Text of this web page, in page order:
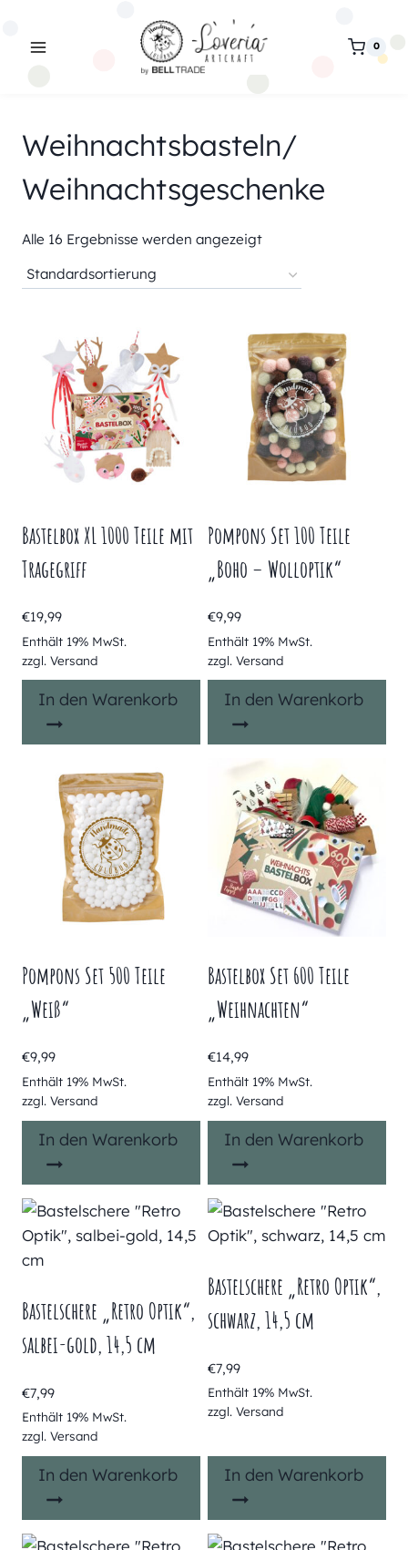
0
Weihnachtsbasteln/
Weihnachtsgeschenke
Alle 16 Ergebnisse werden angezeigt
Bastelbox XL 1000 Teile mit
Tragegriff
€19,99
Enthält 19% MwSt.
zzgl. Versand
In den Warenkorb
Pompons Set 100 Teile
„Boho – Wolloptik“
€9,99
Enthält 19% MwSt.
zzgl. Versand
In den Warenkorb
Pompons Set 500 Teile
„Weiß“
€9,99
Enthält 19% MwSt.
zzgl. Versand
In den Warenkorb
Bastelbox Set 600 Teile
„Weihnachten“
€14,99
Enthält 19% MwSt.
zzgl. Versand
In den Warenkorb
Bastelschere „Retro Optik“,
salbei-gold, 14,5 cm
€7,99
Enthält 19% MwSt.
zzgl. Versand
In den Warenkorb
Bastelschere „Retro Optik“,
schwarz, 14,5 cm
€7,99
Enthält 19% MwSt.
zzgl. Versand
In den Warenkorb